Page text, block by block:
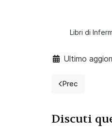
Libri di
Ultimo
Articolo
Prec
Discuti